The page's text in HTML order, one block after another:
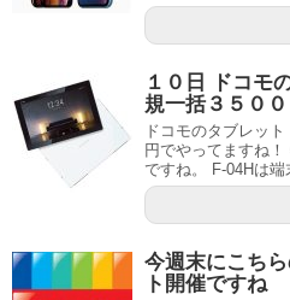
１０日 ドコモ
規一括３５０
ドコモのタブレッ
円でやってますね
ですね。 F-04Hは
今週末にこち
ト開催ですね